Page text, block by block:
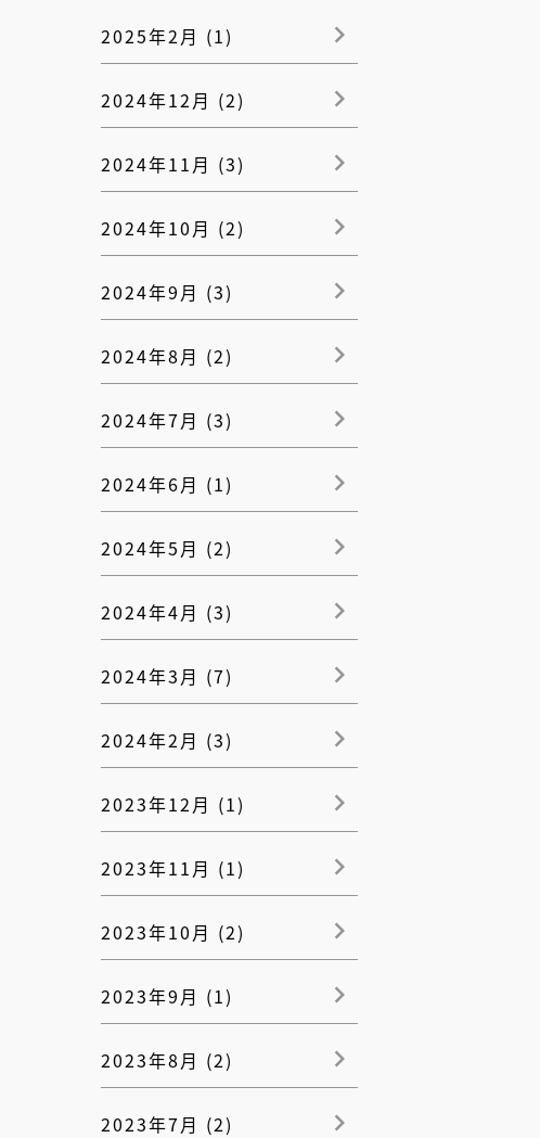
2025年2月 (1)
2024年12月 (2)
2024年11月 (3)
2024年10月 (2)
2024年9月 (3)
2024年8月 (2)
2024年7月 (3)
2024年6月 (1)
2024年5月 (2)
2024年4月 (3)
2024年3月 (7)
2024年2月 (3)
2023年12月 (1)
2023年11月 (1)
2023年10月 (2)
2023年9月 (1)
2023年8月 (2)
2023年7月 (2)